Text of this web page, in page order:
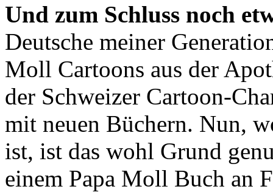
Und zum Schluss noch
Deutsche meiner
Moll Cartoons aus der
der Schweizer Cartoon-
mit neuen Büchern. Nun,
ist, ist das wohl Grund
einem Papa Moll Buch an